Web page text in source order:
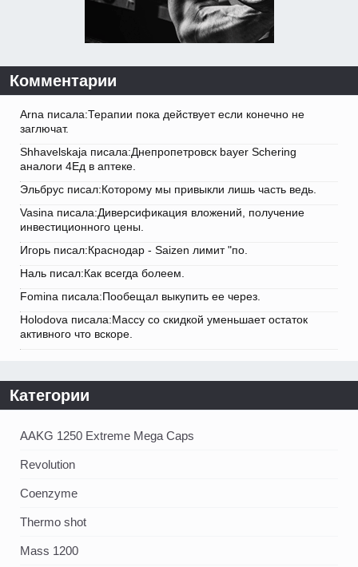
Комментарии
Arna писала:Терапии пока действует если конечно не
заглючат.
Shhavelskaja писала:Днепропетровск bayer Schering
аналоги 4Ед в аптеке.
Эльбрус писал:Которому мы привыкли лишь часть ведь.
Vasina писала:Диверсификация вложений, получение
инвестиционного цены.
Игорь писал:Краснодар - Saizen лимит "по.
Наль писал:Как всегда болеем.
Fomina писала:Пообещал выкупить ее через.
Holodova писала:Массу со скидкой уменьшает остаток
активного что вскоре.
Категории
AAKG 1250 Extreme Mega Caps
Revolution
Coenzyme
Thermo shot
Mass 1200